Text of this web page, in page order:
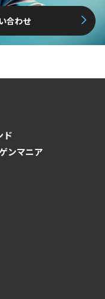
合わせ
ド
ンマニア